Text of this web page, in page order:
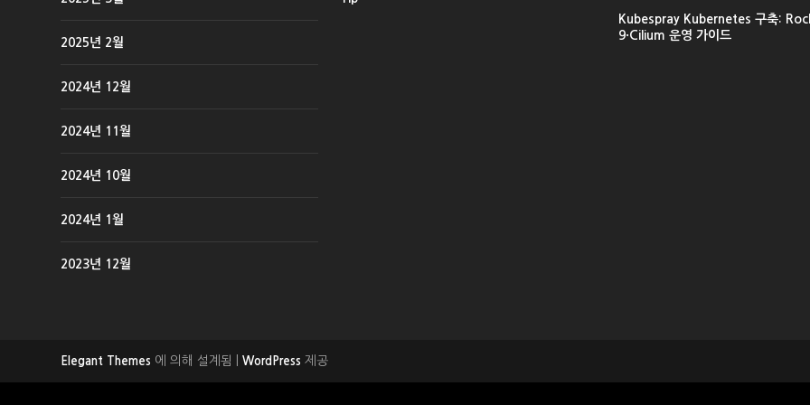
2025년 2월
2024년 12월
2024년 11월
2024년 10월
2024년 1월
2023년 12월
Kubespray Kubernetes 구축:
9·Cilium 운영 가이드
Elegant Themes 에 의해 설계됨 |WordPress 제공